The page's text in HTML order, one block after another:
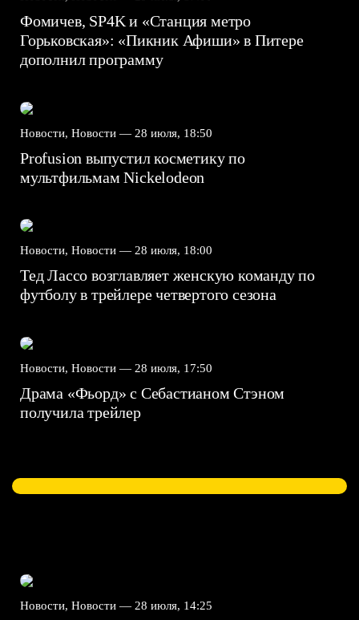
Фомичев, SP4K и «Станция метро
Горьковская»: «Пикник Афиши» в Питере
дополнил программу
Новости, Новости — 28 июля, 18:50
Profusion выпустил косметику по
мультфильмам Nickelodeon
Новости, Новости — 28 июля, 18:00
Тед Лассо возглавляет женскую команду по
футболу в трейлере четвертого сезона
Новости, Новости — 28 июля, 17:50
Драма «Фьорд» с Себастианом Стэном
получила трейлер
Новости, Новости — 28 июля, 14:25